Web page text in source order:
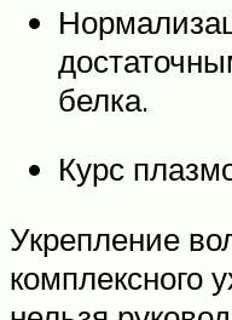
белка.
Курс
Укрепление
комплексного